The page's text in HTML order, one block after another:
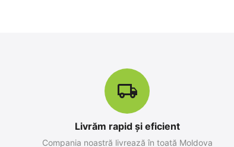
Apple iPhone 17 Pro Max 256 GB,
Livrăm rapid și eficient
Compania noastră livrează în toată Moldova